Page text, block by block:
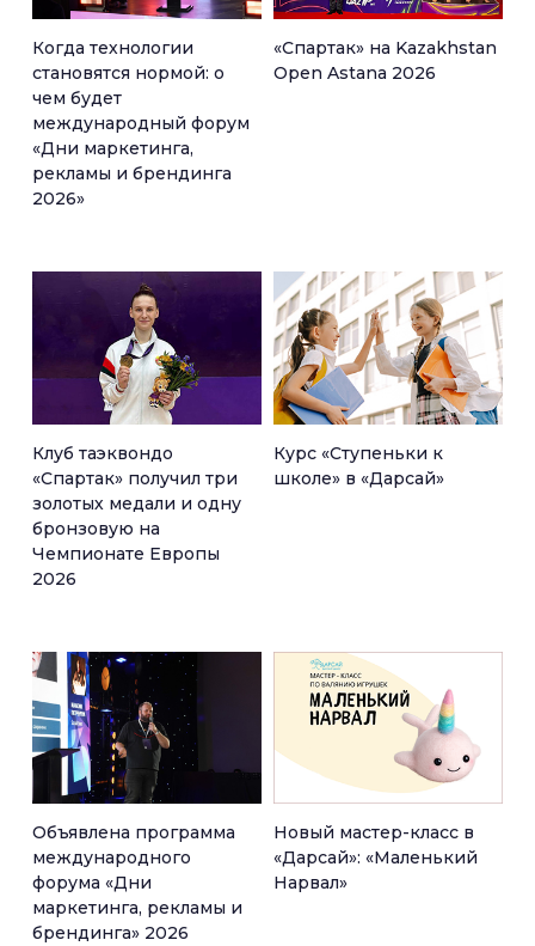
Когда технологии
становятся нормой: о
чем будет
международный форум
«Дни маркетинга,
рекламы и брендинга
2026»
«Спартак» на Kazakhstan
Open Astana 2026
Клуб таэквондо
«Спартак» получил три
золотых медали и одну
бронзовую на
Чемпионате Европы
2026
Курс «Ступеньки к
школе» в «Дарсай»
Объявлена программа
международного
форума «Дни
маркетинга, рекламы и
брендинга» 2026
Новый мастер-класс в
«Дарсай»: «Маленький
Нарвал»